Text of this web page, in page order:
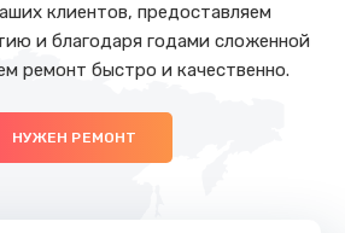
клиентов, предоставляем
и благодаря годами сложенной
ремонт быстро и качественно.
НУЖЕН РЕМОНТ